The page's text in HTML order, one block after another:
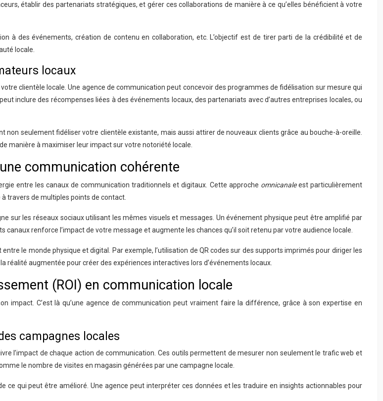
établir des partenariats stratégiques, et gérer ces collaborations de manière à ce qu’elles bénéficient à votre
à des événements, création de contenu en collaboration, etc. L’objectif est de tirer parti de la crédibilité et de
locale.
locaux
clientèle locale. Une agence de communication peut concevoir des programmes de fidélisation sur mesure qui
inclure des récompenses liées à des événements locaux, des partenariats avec d’autres entreprises locales, ou
non seulement fidéliser votre clientèle existante, mais aussi attirer de nouveaux clients grâce au bouche-à-oreille.
manière à maximiser leur impact sur votre notoriété locale.
communication cohérente
entre les canaux de communication traditionnels et digitaux. Cette approche omnicanaleest particulièrement
travers de multiples points de contact.
sur les réseaux sociaux utilisant les mêmes visuels et messages. Un événement physique peut être amplifié par
renforce l’impact de votre message et augmente les chances qu’il soit retenu par votre audience locale.
le monde physique et digital. Par exemple, l’utilisation de QR codes sur des supports imprimés pour diriger les
réalité augmentée pour créer des expériences interactives lors d’événements locaux.
(ROI) en communication locale
impact. C’est là qu’une agence de communication peut vraiment faire la différence, grâce à son expertise en
campagnes locales
l’impact de chaque action de communication. Ces outils permettent de mesurer non seulement le trafic web et
le nombre de visites en magasin générées par une campagne locale.
ce qui peut être amélioré. Une agence peut interpréter ces données et les traduire en insights actionnables pour